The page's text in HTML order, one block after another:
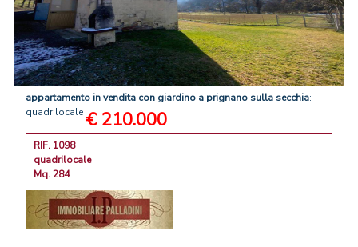
appartamento invendita con giardino a prignano sulla secchia:
quadrilocale € 210.000
RIF. 1098
quadrilocale
Mq. 284